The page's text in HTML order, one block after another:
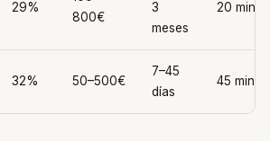
29%
800€
3
meses
20 min
32% 50–500€
7–45
días
45 min